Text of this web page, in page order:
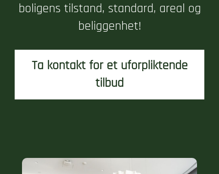
boligens tilstand, standard, areal og
beliggenhet!
Ta kontakt for et uforpliktende
tilbud